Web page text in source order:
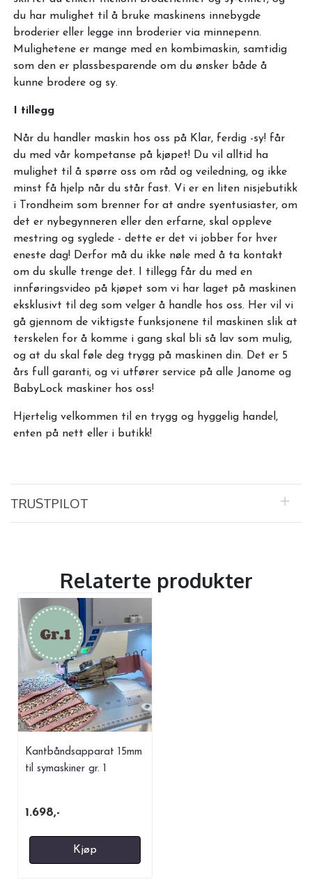
du har mulighet til å bruke maskinens innebygde
broderier eller legge inn broderier via minnepenn.
Mulighetene er mange med en kombimaskin, samtidig
som den er plassbesparende om du ønsker både å
kunne brodere og sy.
I tillegg
Når du handler maskin hos oss på Klar, ferdig -sy! får
du med vår kompetanse på kjøpet! Du vil alltid ha
mulighet til å spørre oss om råd og veiledning, og ikke
minst få hjelp når du står fast. Vi er en liten nisjebutikk
i Trondheim som brenner for at andre syentusiaster, om
det er nybegynneren eller den erfarne, skal oppleve
mestring og syglede - dette er det vi jobber for hver
eneste dag! Derfor må du ikke nøle med å ta kontakt
om du skulle trenge det. I tillegg får du med en
innføringsvideo på kjøpet som vi har laget på maskinen
eksklusivt til deg som velger å handle hos oss. Her vil vi
gå gjennom de viktigste funksjonene til maskinen slik at
terskelen for å komme i gang skal bli så lav som mulig,
og at du skal føle deg trygg på maskinen din. Det er 5
års full garanti, og vi utfører service på alle Janome og
BabyLock maskiner hos oss!
Hjertelig velkommen til en trygg og hyggelig handel,
enten på nett eller i butikk!
TRUSTPILOT
Relaterte produkter
Kantbåndsapparat 15mm
til symaskiner gr. 1
1.698,-
Kjøp